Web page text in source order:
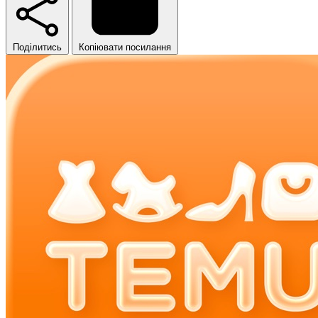
Поділитись Копіювати посилання